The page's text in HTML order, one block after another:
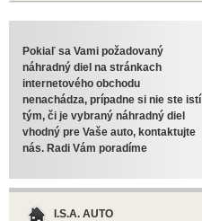
Pokiaľ sa Vami požadovaný
náhradný diel na stránkach
internetového obchodu
nenachádza, prípadne si nie ste istí
tým, či je vybraný náhradný diel
vhodný pre Vaše auto, kontaktujte
nás. Radi Vám poradíme
I.S.A. AUTO